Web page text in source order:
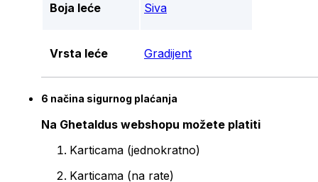
Boja leće Siva
Vrsta leće Gradijent
6 načina sigurnog plaćanja
Na Ghetaldus webshopu možete platiti
Karticama (jednokratno)
Karticama (na rate)